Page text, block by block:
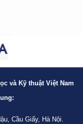
và Kỹ thuật Việt Nam
Cầu Giấy, Hà Nội.